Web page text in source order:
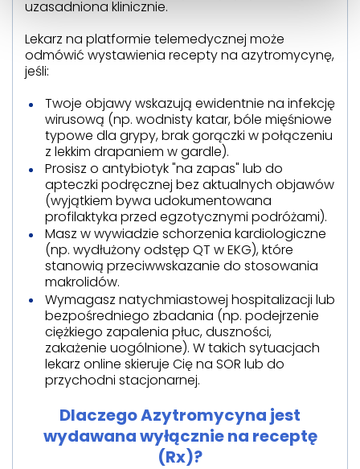
uzasadniona klinicznie.
Lekarz na platformie telemedycznej może
odmówić wystawienia recepty na azytromycynę,
jeśli:
Twoje objawy wskazują ewidentnie na infekcję
wirusową (np. wodnisty katar, bóle mięśniowe
typowe dla grypy, brak gorączki w połączeniu
z lekkim drapaniem w gardle).
Prosisz o antybiotyk "na zapas" lub do
apteczki podręcznej bez aktualnych objawów
(wyjątkiem bywa udokumentowana
profilaktyka przed egzotycznymi podróżami).
Masz w wywiadzie schorzenia kardiologiczne
(np. wydłużony odstęp QT w EKG), które
stanowią przeciwwskazanie do stosowania
makrolidów.
Wymagasz natychmiastowej hospitalizacji lub
bezpośredniego zbadania (np. podejrzenie
ciężkiego zapalenia płuc, duszności,
zakażenie uogólnione). W takich sytuacjach
lekarz online skieruje Cię na SOR lub do
przychodni stacjonarnej.
Dlaczego Azytromycyna jest
wydawana wyłącznie na receptę
(Rx)?